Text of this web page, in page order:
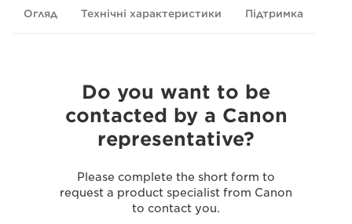
Огляд Технічні характеристики Підтримка
Do you want to be
contacted by a Canon
representative?
Please complete the short form to
request a product specialist from Canon
to contact you.